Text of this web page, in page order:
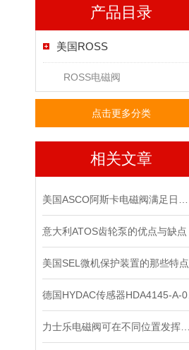
产品目录
美国ROSS
ROSS电磁阀
点击更多分类
相关文章
意大利ATOS齿轮泵的优点与缺点
美国SEL微机保护装置的那些特点